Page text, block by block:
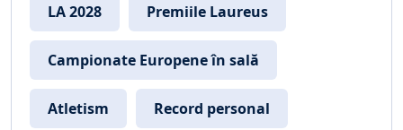
LA 2028 Premiile Laureus
Campionate Europene în sală
Atletism Record personal